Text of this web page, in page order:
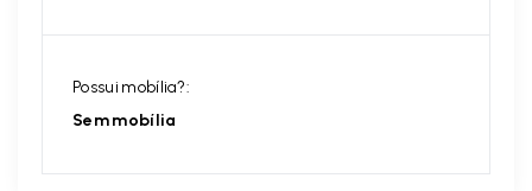
Possui mobília?:
Sem mobília